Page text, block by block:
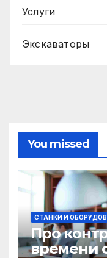
Услуги
Экскаваторы
You missed
СТАНКИ И
Про
времени